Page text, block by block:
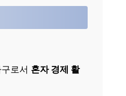
로서 혼자 경제 활